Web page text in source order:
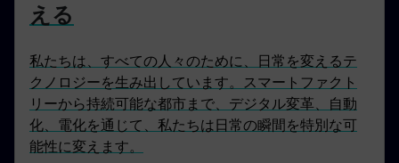
える
私たちは、すべての人々のために、日常を変えるテ
クノロジーを生み出しています。スマートファクト
リーから持続可能な都市まで、デジタル変革、自動
化、電化を通じて、私たちは日常の瞬間を特別な可
能性に変えます。